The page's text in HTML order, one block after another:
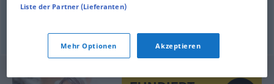
stecken,schieben,einführen
© OpenThesaurus.de
Liste der Partner (Lieferanten)
Mehr Optionen Akzeptieren